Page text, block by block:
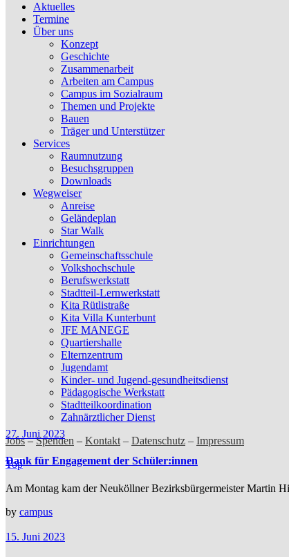
Aktuelles
Termine
Über uns
Konzept
Geschichte
Zusammenarbeit
Arbeiten am Campus
Campus im Sozialraum
Themen und Projekte
Bauen
Träger und Unterstützer
Services
Raumnutzung
Besuchsgruppen
Downloads
Wegweiser
Anreise
Geländeplan
Star Walk
Einrichtungen
Gemeinschaftsschule
Volkshochschule
Berufswerkstatt
Stadtteil-Lernwerkstatt
Kita Rütlistraße
Kita Villa Kunterbunt
JFE MANEGE
Quartiershalle
Elternzentrum
Jugendamt
Kinder- und Jugend-gesundheitsdienst
Pädagogische Werkstatt
Stadtteilkoordination
Zahnärztlicher Dienst
Jobs–Spenden – Kontakt – Datenschutz – Impressum
Top
27. Juni 2023
Dank für Engagement der Schüler:innen
Am Montag kam der Neuköllner Bezirksbürgermeister Martin
by campus
15. Juni 2023